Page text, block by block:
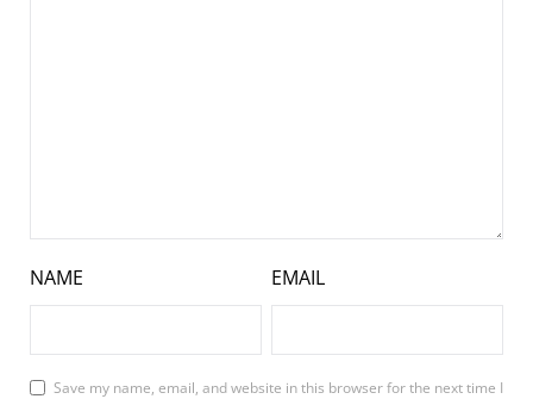
NAME EMAIL
Save my name, email, and website in this browser for the next time I